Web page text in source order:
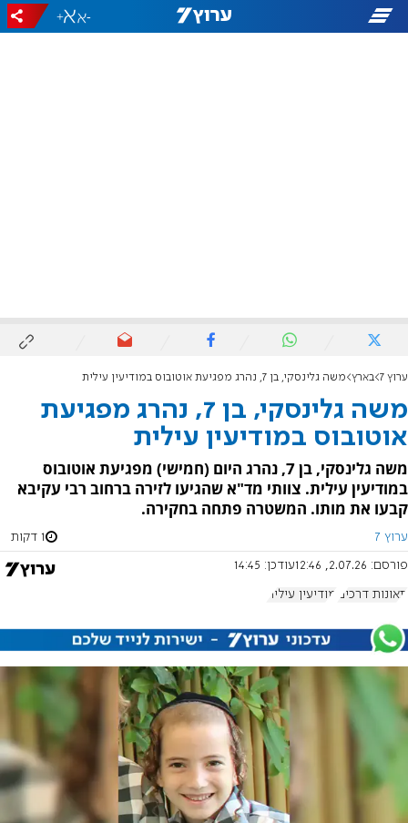
-
+
ערוץ 7 בארץ משה גלינסקי, בן 7, נהרג מפגיעת אוטובוס במודיעין עילית
משה גלינסקי, בן 7, נהרג מפגיעת
אוטובוס במודיעין עילית
משה גלינסקי, בן 7, נהרג היום (חמישי) מפגיעת אוטובוס
במודיעין עילית. צוותי מד"א שהגיעו לזירה ברחוב רבי עקיבא
קבעו את מותו. המשטרה פתחה בחקירה.
ערוץ 7 1 דקות
פורסם: 2.07.26, 12:46 עודכן: 14:45
תאונות דרכים מודיעין עילית